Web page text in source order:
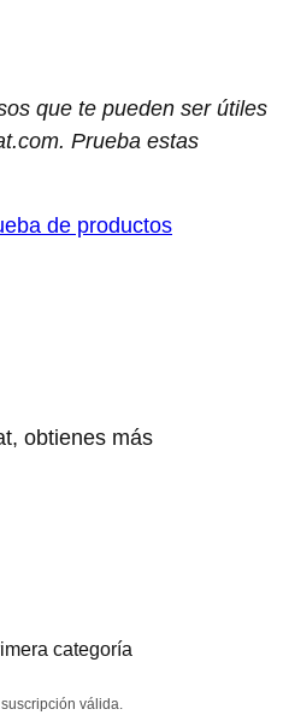
que te pueden ser útiles
Prueba estas
de productos
obtienes más
categoría
válida.